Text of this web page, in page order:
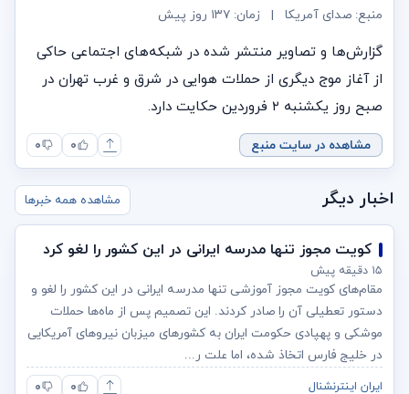
منبع: صدای آمریکا | زمان: ۱۳۷ روز پیش
گزارش‌ها و تصاویر منتشر شده در شبکه‌های اجتماعی حاکی
از آغاز موج دیگری از حملات هوایی در شرق و غرب تهران در
صبح روز یکشنبه ۲ فروردین حکایت دارد.
مشاهده در سایت منبع ۰ ۰
اخبار دیگر مشاهده همه خبرها
کویت مجوز تنها مدرسه ایرانی در این کشور را لغو کرد
۱۵ دقیقه پیش
مقام‌های کویت مجوز آموزشی تنها مدرسه ایرانی در این کشور را لغو و
دستور تعطیلی آن را صادر کردند. این تصمیم پس از ماه‌ها حملات
موشکی و پهپادی حکومت ایران به کشورهای میزبان نیروهای آمریکایی
در خلیج فارس اتخاذ شده، اما علت ر...
ایران اینترنشنال ۰ ۰